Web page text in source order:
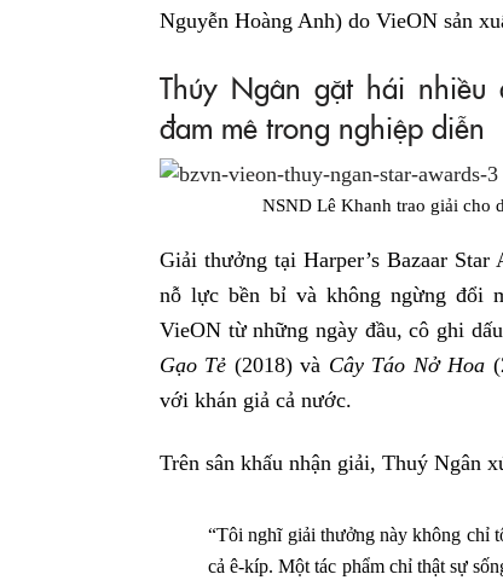
Nguyễn Hoàng Anh) do VieON sản
Thúy Ngân gặt hái
đam mê trong nghiệp diễn
NSND Lê Khanh trao giải cho
Giải thưởng tại Harper’s Bazaar
nỗ lực bền bỉ và không ngừng đổi
VieON từ những ngày đầu, cô ghi
Gạo Tẻ (2018) và Cây Táo Nở Hoa
với khán giả cả nước.
Trên sân khấu nhận giải, Thuý Ngân
“Tôi nghĩ giải thưởng này không chỉ
cả ê-kíp. Một tác phẩm chỉ thật sự